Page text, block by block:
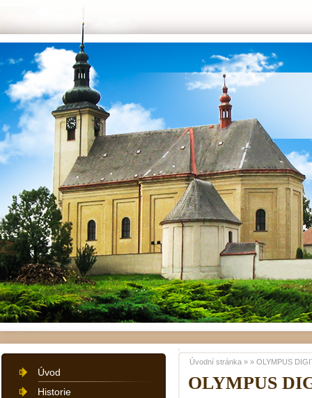
OLYMPUS
Úvodní stránka » » OLYMPUS
Úvod
Historie